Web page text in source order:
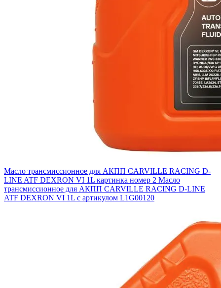
Масло трансмиссионное для АКПП CARVILLE RACING D-
LINE ATF DEXRON VI 1L картинка номер 2 Масло
трансмиссионное для АКПП CARVILLE RACING D-LINE
ATF DEXRON VI 1L с артикулом L1G00120